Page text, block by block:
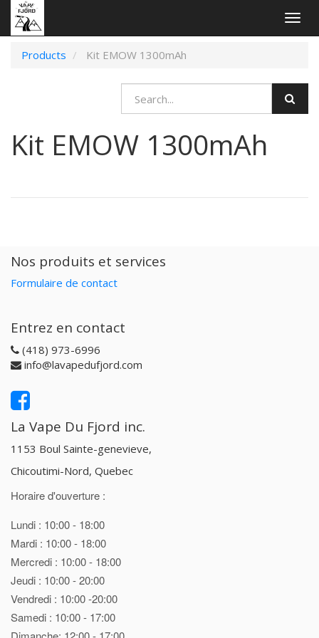
Products
Kit EMOW 1300mAh
Kit EMOW 1300mAh
Nos produits et services
Formulaire de contact
Entrez en contact
(418) 973-6996
info@lavapedufjord.com
La Vape Du Fjord inc.
1153 Boul Sainte-genevieve,
Chicoutimi-Nord, Quebec
Horaire d'ouverture :
Lundi : 10:00 - 18:00
Mardi : 10:00 - 18:00
Mercredi : 10:00 - 18:00
Jeudi : 10:00 - 20:00
Vendredi : 10:00 -20:00
Samedi : 10:00 - 17:00